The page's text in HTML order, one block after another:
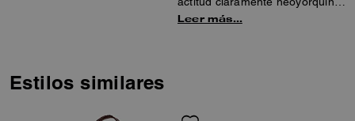
Este bolso hobo de tamaño
Leer más…
Estilos similares